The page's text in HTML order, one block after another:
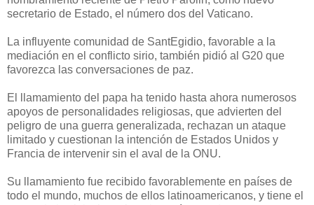
secretario de Estado, el número dos del Vaticano.
La influyente comunidad de SantEgidio, favorable a la
mediación en el conflicto sirio, también pidió al G20 que
favorezca las conversaciones de paz.
El llamamiento del papa ha tenido hasta ahora numerosos
apoyos de personalidades religiosas, que advierten del
peligro de una guerra generalizada, rechazan un ataque
limitado y cuestionan la intención de Estados Unidos y
Francia de intervenir sin el aval de la ONU.
Su llamamiento fue recibido favorablemente en países de
todo el mundo, muchos de ellos latinoamericanos, y tiene el